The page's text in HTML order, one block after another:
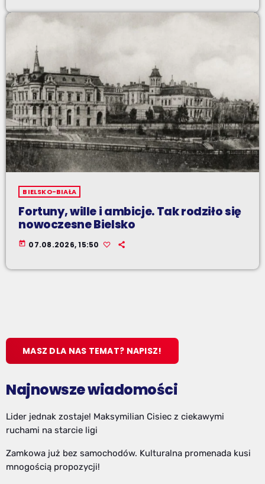
BIELSKO-BIAŁA
Fortuny, wille i ambicje. Tak rodziło się
nowoczesne Bielsko
today 07.08.2026, 15:50
MASZ DLA NAS TEMAT? NAPISZ!
Najnowsze wiadomości
Lider jednak zostaje! Maksymilian Cisiec z ciekawymi
ruchami na starcie ligi
Zamkowa już bez samochodów. Kulturalna promenada kusi
mnogością propozycji!